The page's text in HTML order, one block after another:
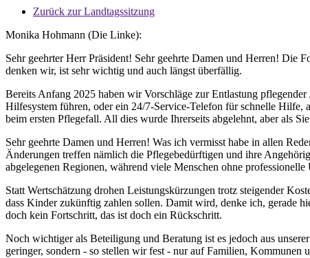
Zurück zur Landtagssitzung
Monika Hohmann (Die Linke):
Sehr geehrter Herr Präsident! Sehr geehrte Damen und Herren!
denken wir, ist sehr wichtig und auch längst überfällig.
Bereits Anfang 2025 haben wir Vorschläge zur Entlastung
Hilfesystem führen, oder ein 24/7-Service-Telefon für schnelle Hilfe,
beim ersten Pflegefall. All dies wurde Ihrerseits abgelehnt, aber als
Sehr geehrte Damen und Herren! Was ich vermisst habe in allen
Änderungen treffen nämlich die Pflegebedürftigen und ihre
abgelegenen Regionen, während viele Menschen ohne
Statt Wertschätzung drohen Leistungskürzungen trotz steigender
dass Kinder zukünftig zahlen sollen. Damit wird, denke ich, gerade
doch kein Fortschritt, das ist doch ein Rückschritt.
Noch wichtiger als Beteiligung und Beratung ist es jedoch aus
geringer, sondern - so stellen wir fest - nur auf Familien, Kommunen